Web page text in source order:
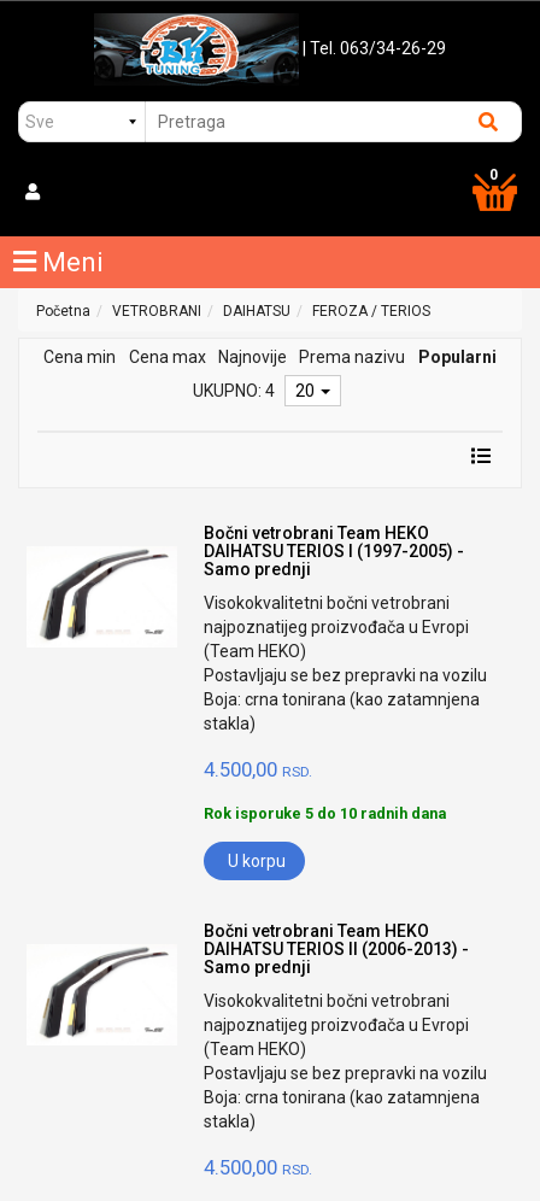
| Tel. 063/34-26-29
0
Meni
Početna VETROBRANI DAIHATSU FEROZA / TERIOS
Cena min Cena max Najnovije Prema nazivu
Popularni
UKUPNO: 4
20
Bočni vetrobrani Team HEKO
DAIHATSU TERIOS I (1997-2005) -
Samo prednji
Visokokvalitetni bočni vetrobrani
najpoznatijeg proizvođača u Evropi
(Team HEKO)
Postavljaju se bez prepravki na vozilu
Boja: crna tonirana (kao zatamnjena
stakla)
4.500,00 RSD.
Rok isporuke 5 do 10 radnih dana
U korpu
Bočni vetrobrani Team HEKO
DAIHATSU TERIOS II (2006-2013) -
Samo prednji
Visokokvalitetni bočni vetrobrani
najpoznatijeg proizvođača u Evropi
(Team HEKO)
Postavljaju se bez prepravki na vozilu
Boja: crna tonirana (kao zatamnjena
stakla)
4.500,00 RSD.